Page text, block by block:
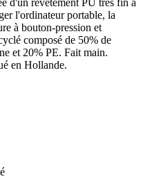
d'un revêtement PU très fin à
l'ordinateur portable, la
à bouton-pression et
composé de 50% de
et 20% PE. Fait main.
en Hollande.